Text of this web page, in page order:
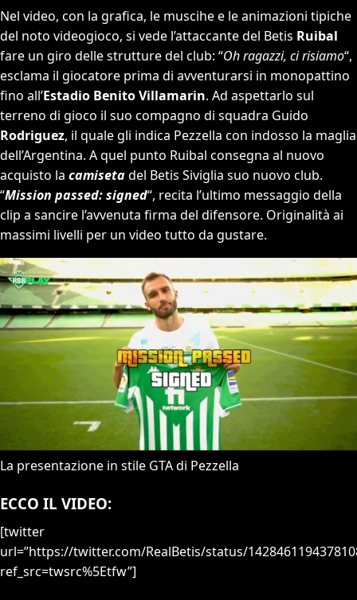
Nel video, con la grafica, le muscihe e le animazioni tipiche
del noto videogioco, si vede l’attaccante del Betis Ruibal
fare un giro delle strutture del club: “Oh ragazzi, ci risiamo“,
esclama il giocatore prima di avventurarsi in monopattino
fino all’Estadio Benito Villamarin. Ad aspettarlo sul
terreno di gioco il suo compagno di squadra Guido
Rodriguez, il quale gli indica Pezzella con indosso la maglia
dell’Argentina. A quel punto Ruibal consegna al nuovo
acquisto la camisetadel Betis Siviglia suo nuovo club.
“Mission passed: signed“, recita l’ultimo messaggio della
clip a sancire l’avvenuta firma del difensore. Originalità ai
massimi livelli per un video tutto da gustare.
La presentazione in stile GTA di Pezzella
ECCO IL VIDEO:
[twitter
url=”https://twitter.com/RealBetis/status/
ref_src=twsrc%5Etfw”]